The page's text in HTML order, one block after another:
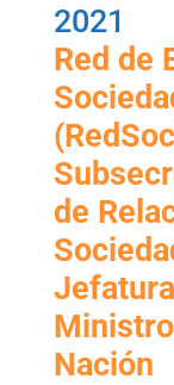
2021
Red de
de
Nación